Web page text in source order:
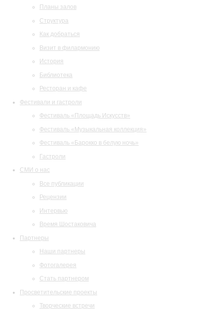
Планы залов
Структура
Как добраться
Визит в филармонию
История
Библиотека
Ресторан и кафе
Фестивали и гастроли
Фестиваль «Площадь Искусств»
Фестиваль «Музыкальная коллекция»
Фестиваль «Барокко в белую ночь»
Гастроли
СМИ о нас
Все публикации
Рецензии
Интервью
Время Шостаковича
Партнеры
Наши партнеры
Фотогалерея
Стать партнером
Просветительские проекты
Творческие встречи